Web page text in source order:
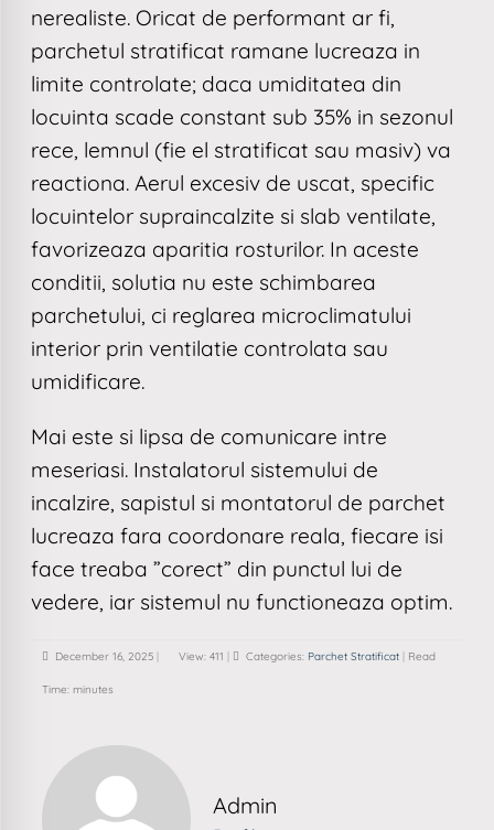
nerealiste. Oricat de performant ar fi,
parchetul stratificat ramane lucreaza in
limite controlate; daca umiditatea din
locuinta scade constant sub 35% in sezonul
rece, lemnul (fie el stratificat sau masiv) va
reactiona. Aerul excesiv de uscat, specific
locuintelor supraincalzite si slab ventilate,
favorizeaza aparitia rosturilor. In aceste
conditii, solutia nu este schimbarea
parchetului, ci reglarea microclimatului
interior prin ventilatie controlata sau
umidificare.
Mai este si lipsa de comunicare intre
meseriasi. Instalatorul sistemului de
incalzire, sapistul si montatorul de parchet
lucreaza fara coordonare reala, fiecare isi
face treaba ”corect” din punctul lui de
vedere, iar sistemul nu functioneaza optim.
December 16, 2025 | View: 411 | Categories: Parchet Stratificat | Read
Time: minutes
Admin